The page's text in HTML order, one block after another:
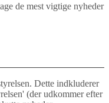
de mest vigtige nyheder
Dette indkluderer
(der udkommer efter